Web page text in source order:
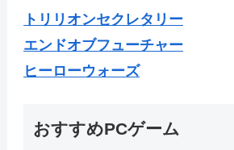
トリリオンセクレタリー
エンドオブフューチャー
ヒーローウォーズ
おすすめPCゲーム